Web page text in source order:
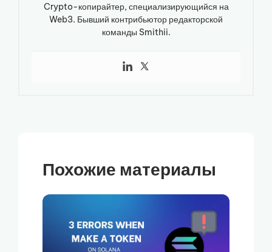
Crypto-копирайтер, специализирующийся на
Web3. Бывший контрибьютор редакторской
команды Smithii.
Похожие материалы